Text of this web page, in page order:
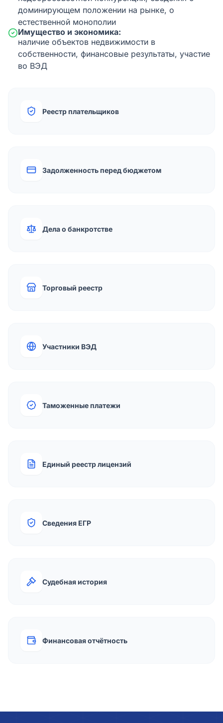
доминирующем положении на рынке, о
естественной монополии
Имущество и экономика:
наличие объектов недвижимости в
собственности, финансовые результаты, участие
во ВЭД
Реестр плательщиков
Задолженность перед бюджетом
Дела о банкротстве
Торговый реестр
Участники ВЭД
Таможенные платежи
Единый реестр лицензий
Сведения ЕГР
Судебная история
Финансовая отчётность